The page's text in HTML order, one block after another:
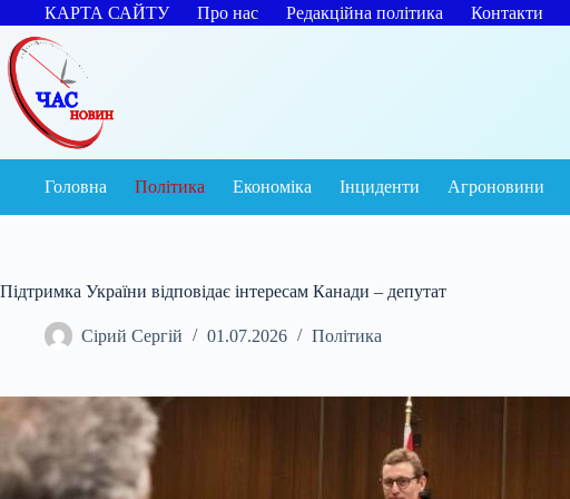
Перейти
до
вмісту
КАРТА САЙТУ Про нас Редакційна політика Контакти
Головна Політика Економіка Інциденти Агроновини
Підтримка України відповідає інтересам Канади – депутат
Сірий Сергій 01.07.2026 Політика